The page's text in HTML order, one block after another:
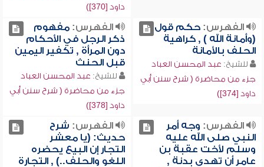
داود [370])
الفهرس:حكم قول
(وأمانة الله ) , كراهية
الحلف بالأمانة
للشيخ: عبد المحسن العباد
جزء من محاضرة ( شرح سنن أبي
داود [374])
الفهرس:مفهوم
ذكر الرجل في الأحكام
دون المرأة , تكفير اليمين
قبل الحنث
للشيخ: عبد المحسن العباد
جزء من محاضرة ( شرح سنن أبي
داود [378])
الفهرس: وجه أمر
النبي صلى الله عليه
وسلم لأخت عقبة بن
عامر أن تهدي بدنة ,
الفهرس: شرح
حديث: (يا معشر
التجار إن البيع يحضره
اللغو والحلف..) , التجارة